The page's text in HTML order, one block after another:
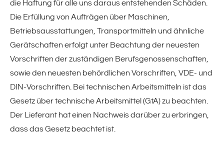
die Haftung für alle uns daraus entstehenden Schäden.
Die Erfüllung von Aufträgen über Maschinen,
Betriebsausstattungen, Transportmitteln und ähnliche
Gerätschaften erfolgt unter Beachtung der neuesten
Vorschriften der zuständigen Berufsgenossenschaften,
sowie den neuesten behördlichen Vorschriften, VDE- und
DIN-Vorschriften. Bei technischen Arbeitsmitteln ist das
Gesetz über technische Arbeitsmittel (GtA) zu beachten.
Der Lieferant hat einen Nachweis darüber zu erbringen,
dass das Gesetz beachtet ist.